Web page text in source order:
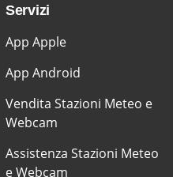
Servizi
App Apple
App Android
Vendita Stazioni Meteo e
Webcam
Assistenza Stazioni Meteo
e Webcam